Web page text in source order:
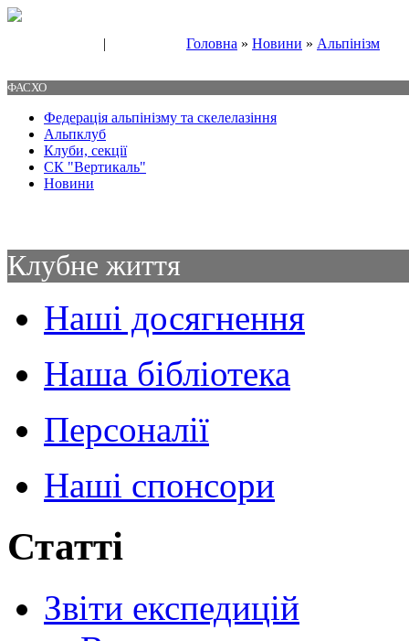
| Головна » Новини » Альпінізм
ФАСХО
Федерація альпінізму та скелелазіння
Альпклуб
Клуби, секції
СК "Вертикаль"
Новини
Клубне життя
Наші досягнення
Наша бібліотека
Персоналії
Наші спонсори
Статті
Звіти експедицій